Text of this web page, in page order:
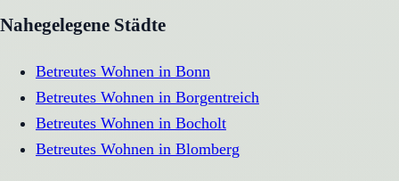
Nahegelegene Städte
Betreutes Wohnen in Bonn
Betreutes Wohnen in Borgentreich
Betreutes Wohnen in Bocholt
Betreutes Wohnen in Blomberg